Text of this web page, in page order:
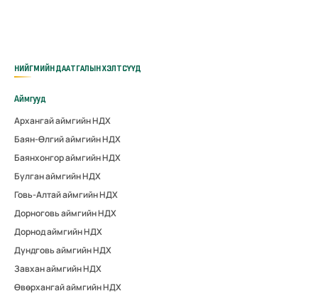
НИЙГМИЙН ДААТГАЛЫН ХЭЛТСҮҮД
Аймгууд
Архангай аймгийн НДХ
Баян-Өлгий аймгийн НДХ
Баянхонгор аймгийн НДХ
Булган аймгийн НДХ
Говь-Алтай аймгийн НДХ
Дорноговь аймгийн НДХ
Дорнод аймгийн НДХ
Дундговь аймгийн НДХ
Завхан аймгийн НДХ
Өвөрхангай аймгийн НДХ